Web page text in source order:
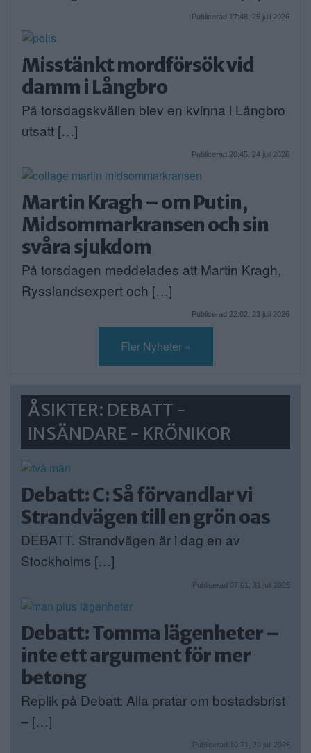
Publicerad 17:48, 25 juli 2026
Misstänkt mordförsök vid
damm i Långbro
På torsdagskvällen blev en kvinna i Långbro
utsatt […]
Publicerad 20:45, 24 juli 2026
Martin Kragh – om Putin,
Midsommarkransen och sin
svåra sjukdom
På torsdagen meddelades att Martin Kragh,
Rysslandsexpert och […]
Publicerad 22:02, 23 juli 2026
Fler Nyheter »
ÅSIKTER: DEBATT -
INSÄNDARE - KRÖNIKOR
Debatt: C: Så förvandlar vi
Strandvägen till en grön oas
DEBATT. Strandvägen är i dag en av
Stockholms […]
Publicerad 07:01, 31 juli 2026
Debatt: Tomma lägenheter –
inte ett argument för mer
betong
Replik på Debatt: Alla pratar om bostadsbrist
– […]
Publicerad 10:21, 29 juli 2026